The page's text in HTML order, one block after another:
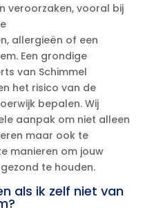
veroorzaken, vooral bij
allergieën of een
Een grondige
van Schimmel
het risico van de
bepalen.​ Wij
aanpak om niet alleen
maar ook te
manieren om jouw
te houden.​
als ik zelf niet van